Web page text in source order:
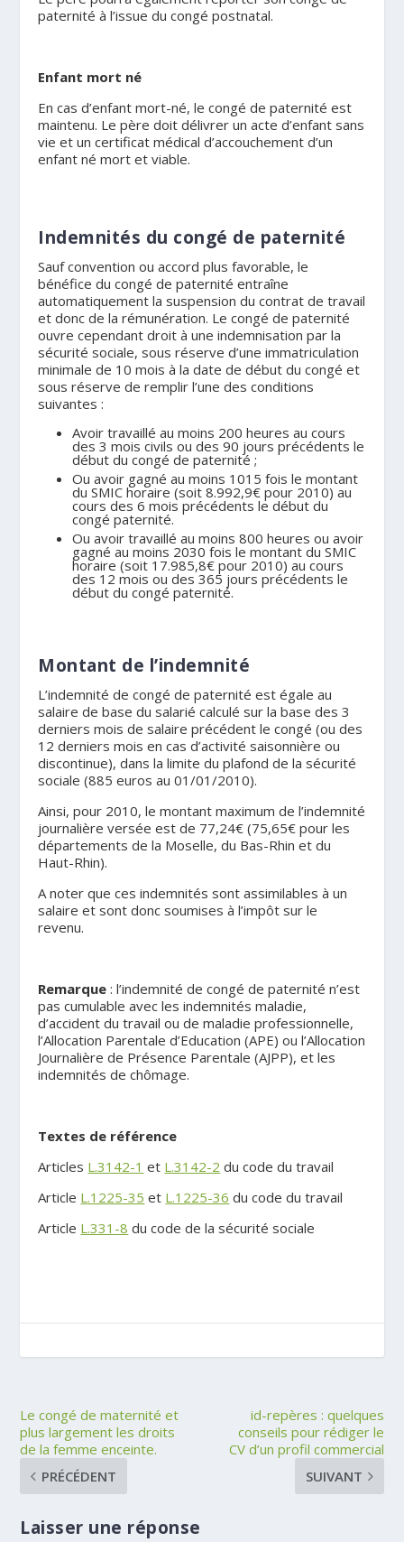
paternité à l’issue du congé postnatal.
Enfant mort né
En cas d’enfant mort-né, le congé de paternité est
maintenu. Le père doit délivrer un acte d’enfant sans
vie et un certificat médical d’accouchement d’un
enfant né mort et viable.
Indemnités du congé de paternité
Sauf convention ou accord plus favorable, le
bénéfice du congé de paternité entraîne
automatiquement la suspension du contrat de travail
et donc de la rémunération. Le congé de paternité
ouvre cependant droit à une indemnisation par la
sécurité sociale, sous réserve d’une immatriculation
minimale de 10 mois à la date de début du congé et
sous réserve de remplir l’une des conditions
suivantes :
Avoir travaillé au moins 200 heures au cours
des 3 mois civils ou des 90 jours précédents le
début du congé de paternité ;
Ou avoir gagné au moins 1015 fois le montant
du SMIC horaire (soit 8.992,9€ pour 2010) au
cours des 6 mois précédents le début du
congé paternité.
Ou avoir travaillé au moins 800 heures ou avoir
gagné au moins 2030 fois le montant du SMIC
horaire (soit 17.985,8€ pour 2010) au cours
des 12 mois ou des 365 jours précédents le
début du congé paternité.
Montant de l’indemnité
L’indemnité de congé de paternité est égale au
salaire de base du salarié calculé sur la base des 3
derniers mois de salaire précédent le congé (ou des
12 derniers mois en cas d’activité saisonnière ou
discontinue), dans la limite du plafond de la sécurité
sociale (885 euros au 01/01/2010).
Ainsi, pour 2010, le montant maximum de l’indemnité
journalière versée est de 77,24€ (75,65€ pour les
départements de la Moselle, du Bas-Rhin et du
Haut-Rhin).
A noter que ces indemnités sont assimilables à un
salaire et sont donc soumises à l’impôt sur le
revenu.
Remarque : l’indemnité de congé de paternité n’est
pas cumulable avec les indemnités maladie,
d’accident du travail ou de maladie professionnelle,
l’Allocation Parentale d’Education (APE) ou l’Allocation
Journalière de Présence Parentale (AJPP), et les
indemnités de chômage.
Textes de référence
Articles L.3142-1 et L.3142-2 du code du travail
Article L.1225-35 et L.1225-36 du code du travail
Article L.331-8 du code de la sécurité sociale
Le congé de maternité et
plus largement les droits
de la femme enceinte.
PRÉCÉDENT
id-repères : quelques
conseils pour rédiger le
CV d’un profil commercial
SUIVANT
Laisser une réponse